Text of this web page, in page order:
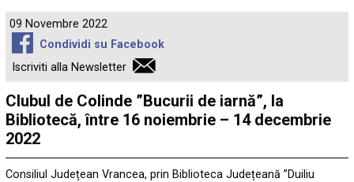
09 Novembre 2022
Condividi su Facebook
Iscriviti alla Newsletter
Clubul de Colinde ”Bucurii de iarnă”, la
Bibliotecă, între 16 noiembrie – 14 decembrie
2022
Consiliul Județean Vrancea, prin Biblioteca Județeană ”Duiliu